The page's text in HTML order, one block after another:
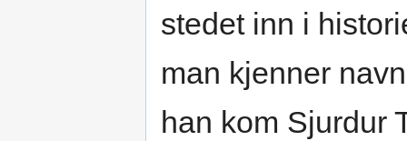
stedet inn i
man kjenner
han kom Sjurdur